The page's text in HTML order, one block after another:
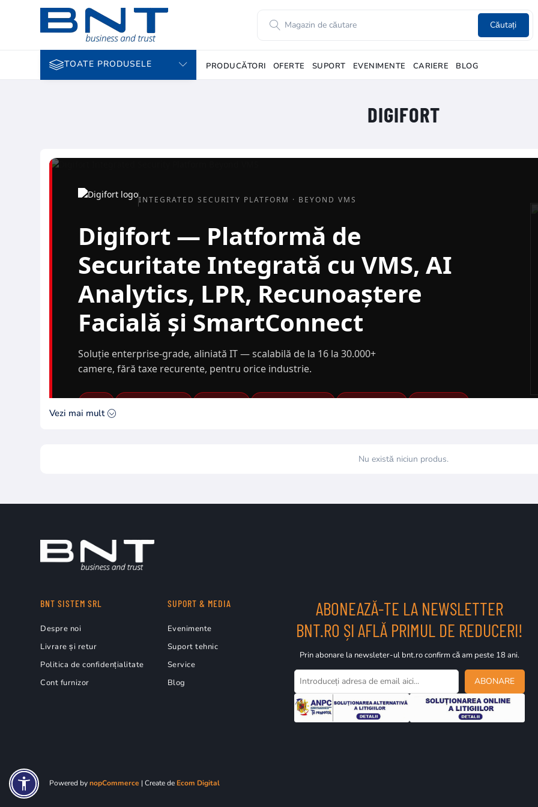
Căutați
TOATE PRODUSELE PRODUCĂTORI OFERTE SUPORT EVENIMENTE CARIERE BLOG
DIGIFORT
INTEGRATED SECURITY PLATFORM · BEYOND VMS
Digifort — Platformă de
Securitate Integrată cu VMS, AI
Analytics, LPR, Recunoaștere
Facială și SmartConnect
Soluție enterprise-grade, aliniată IT — scalabilă de la 16 la 30.000+
camere, fără taxe recurente, pentru orice industrie.
28.000+ 4,5M+
Licențe vândute global
140+
Țări active
12.000+
Dispozitive integrate
Soluțiile Digifort
12 module integrate în platforma unificată Digifort ISMS — de la VMS și
Vezi mai mult
Nu există niciun produs.
BNT SISTEM SRL
Despre noi
Livrare și retur
Politica de confidențialitate
Cont furnizor
SUPORT & MEDIA
Evenimente
Suport tehnic
Service
Blog
ABONEAZĂ-TE LA NEWSLETTER
BNT.RO ȘI AFLĂ PRIMUL DE REDUCERI!
Prin abonare la newsleter-ul bnt.ro confirm că am peste 18 ani.
ABONARE
Powered bynopCommerce | Create de Ecom Digital